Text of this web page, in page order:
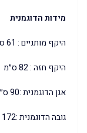
מידות הדוגמנית
היקף מותניים : 61 ס״מ
היקף חזה : 82 ס״מ
אגן הדוגמנית :90 ס״מ
גובה הדוגמנית :172 ס״מ